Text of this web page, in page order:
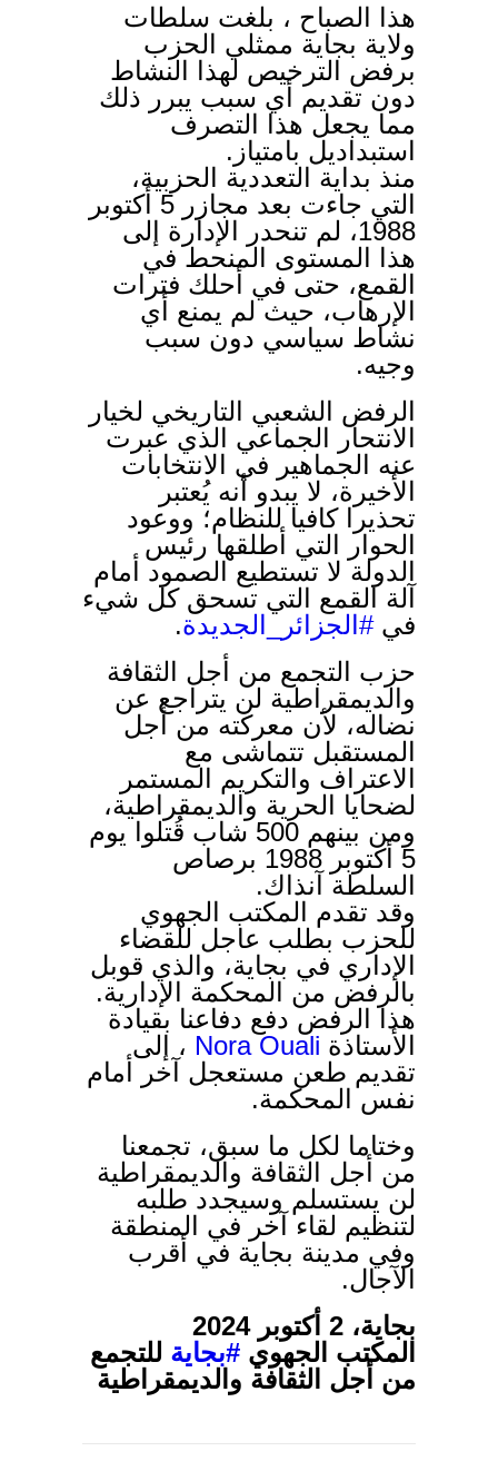
هذا الصباح ، بلغت سلطات
ولاية بجاية ممثلي الحزب
برفض الترخيص لهذا النشاط
دون تقديم أي سبب يبرر ذلك
مما يجعل هذا التصرف
استبداديل بامتياز.
منذ بداية التعددية الحزبية،
التي جاءت بعد مجازر 5 أكتوبر
1988، لم تنحدر الإدارة إلى
هذا المستوى المنحط في
القمع، حتى في أحلك فترات
الإرهاب، حيث لم يمنع أي
نشاط سياسي دون سبب
وجيه.
الرفض الشعبي التاريخي لخيار
الانتحار الجماعي الذي عبرت
عنه الجماهير في الانتخابات
الأخيرة، لا يبدو أنه يُعتبر
تحذيرا كافيا للنظام؛ ووعود
الحوار التي أطلقها رئيس
الدولة لا تستطيع الصمود أمام
آلة القمع التي تسحق كل شيء
في#الجزائر_الجديدة.
حزب التجمع من أجل الثقافة
والديمقراطية لن يتراجع عن
نضاله، لأن معركته من أجل
المستقبل تتماشى مع
الاعتراف والتكريم المستمر
لضحايا الحرية والديمقراطية،
ومن بينهم 500 شاب قُتلوا يوم
5 أكتوبر 1988 برصاص
السلطة آنذاك.
وقد تقدم المكتب الجهوي
للحزب بطلب عاجل للقضاء
الإداري في بجاية، والذي قوبل
بالرفض من المحكمة الإدارية.
هذا الرفض دفع دفاعنا بقيادة
الأستاذة Nora Ouali ، إلى
تقديم طعن مستعجل آخر أمام
نفس المحكمة.
وختاما لكل ما سبق، تجمعنا
من أجل الثقافة والديمقراطية
لن يستسلم وسيجدد طلبه
لتنظيم لقاء آخر في المنطقة
وفي مدينة بجاية في أقرب
الآجال.
بجاية، 2 أكتوبر 2024
المكتب الجهوي #بجاية للتجمع
من أجل الثقافة والديمقراطية